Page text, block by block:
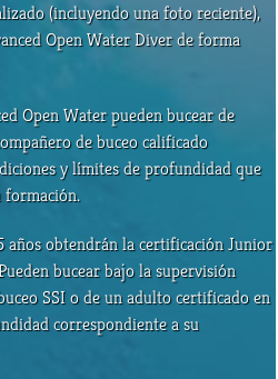
(incluyendo una foto reciente),
Open Water Diver de forma
Open Water pueden bucear de
de buceo calificado
y límites de profundidad que
formación.
años obtendrán la certificación Junior
bucear bajo la supervisión
SSI o de un adulto certificado en
correspondiente a su